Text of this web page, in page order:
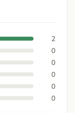
2
0
0
0
0
0